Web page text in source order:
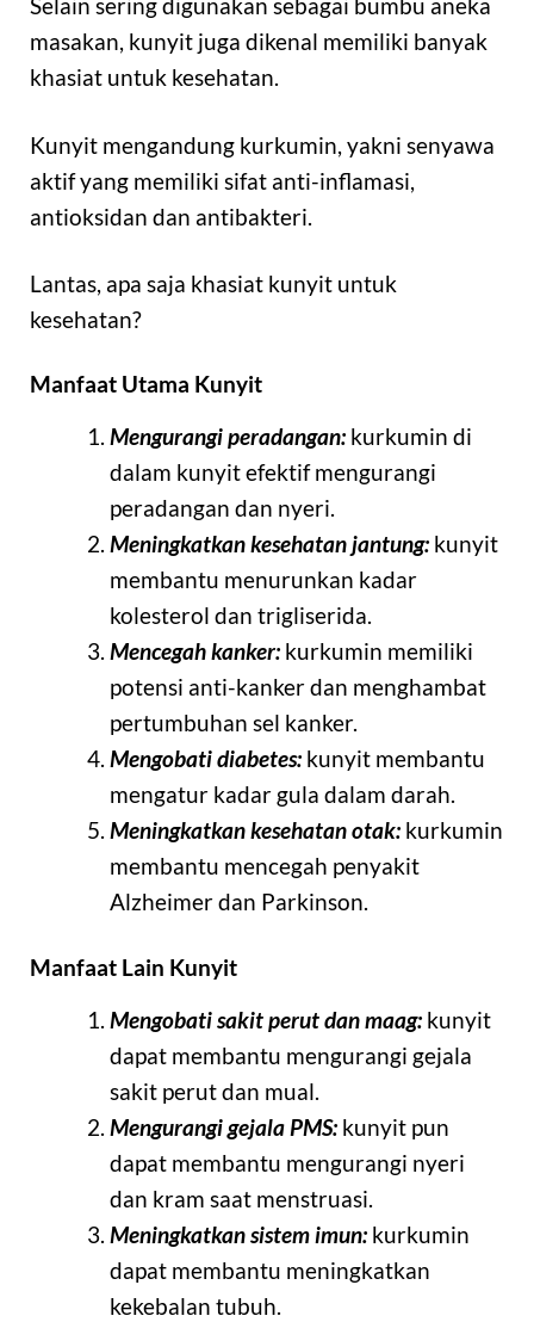
masakan, kunyit juga dikenal memiliki banyak
khasiat untuk kesehatan.
Kunyit mengandung kurkumin, yakni senyawa
aktif yang memiliki sifat anti-inflamasi,
antioksidan dan antibakteri.
Lantas, apa saja khasiat kunyit untuk
kesehatan?
Manfaat Utama Kunyit
Mengurangi peradangan:kurkumin di
dalam kunyit efektif mengurangi
peradangan dan nyeri.
Meningkatkan kesehatan jantung:kunyit
membantu menurunkan kadar
kolesterol dan trigliserida.
Mencegah kanker:kurkumin memiliki
potensi anti-kanker dan menghambat
pertumbuhan sel kanker.
Mengobati diabetes:kunyit membantu
mengatur kadar gula dalam darah.
Meningkatkan kesehatan otak:kurkumin
membantu mencegah penyakit
Alzheimer dan Parkinson.
Manfaat Lain Kunyit
Mengobati sakit perut dan maag:kunyit
dapat membantu mengurangi gejala
sakit perut dan mual.
Mengurangi gejala PMS:kunyit pun
dapat membantu mengurangi nyeri
dan kram saat menstruasi.
Meningkatkan sistem imun:kurkumin
dapat membantu meningkatkan
kekebalan tubuh.